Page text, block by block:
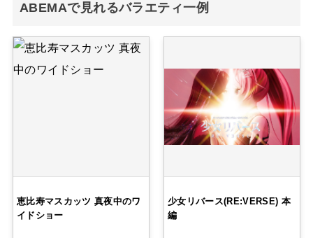
ABEMAで見れるバラエティ一例
恵比寿マスカッツ 真夜中のワ
イドショー
少女リバース(RE:VERSE) 本
編